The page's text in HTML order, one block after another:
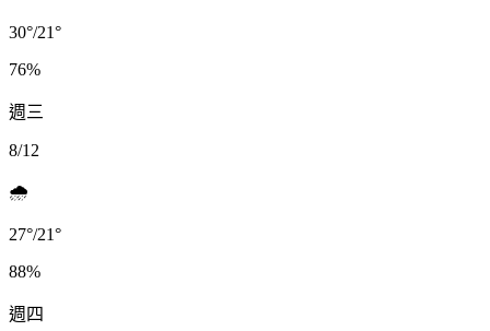
30°/21°
76%
週三
8/12
🌧️
27°/21°
88%
週四